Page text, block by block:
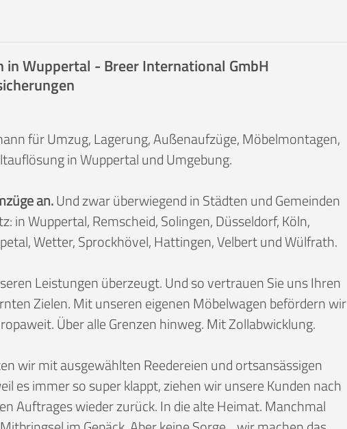
in Wuppertal - Breer International GmbH
für Umzug, Lagerung, Außenaufzüge, Möbelmontagen,
in Wuppertal und Umgebung.
an.Und zwar überwiegend in Städten und Gemeinden
in Wuppertal, Remscheid, Solingen, Düsseldorf, Köln,
Wetter, Sprockhövel, Hattingen, Velbert und Wülfrath.
Leistungen überzeugt. Und so vertrauen Sie uns Ihren
Zielen. Mit unseren eigenen Möbelwagen befördern wir
Über alle Grenzen hinweg. Mit Zollabwicklung.
wir mit ausgewählten Reedereien und ortsansässigen
es immer so super klappt, ziehen wir unsere Kunden nach
Auftrages wieder zurück. In die alte Heimat. Manchmal